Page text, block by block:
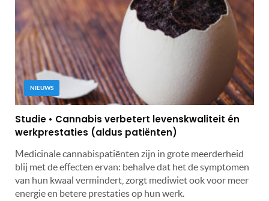
NIEUWS
Studie • Cannabis verbetert levenskwaliteit én
werkprestaties (aldus patiënten)
Medicinale cannabispatiënten zijn in grote meerderheid
blij met de effecten ervan: behalve dat het de symptomen
van hun kwaal vermindert, zorgt mediwiet ook voor meer
energie en betere prestaties op hun werk.